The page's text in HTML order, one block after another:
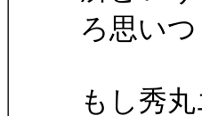
ろ思い
もし秀